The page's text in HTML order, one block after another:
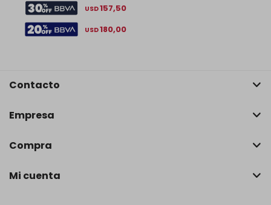
USD157,50
USD180,00
Contacto
Empresa
Compra
Mi cuenta